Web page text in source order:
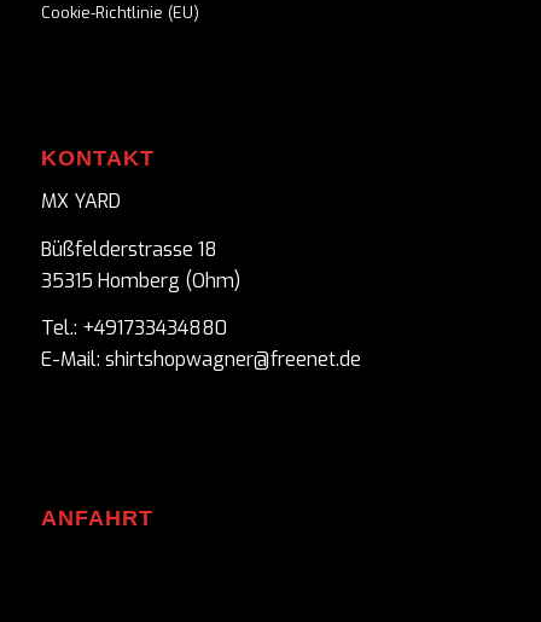
Cookie-Richtlinie (EU)
KONTAKT
MX YARD
Büßfelderstrasse 18
35315 Homberg (Ohm)
Tel.: +491733434880
E-Mail: shirtshopwagner@freenet.de
ANFAHRT